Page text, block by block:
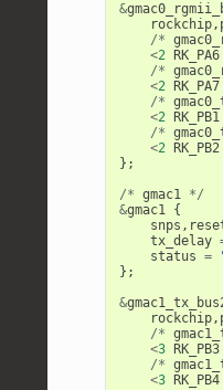
&
rockchip,
/*
<2 RK_PA6
/*
<2 RK_PA7
/*
<2 RK_PB1
/*
<2 RK_PB2
};
/* gmac1 */
&gmac1 {
snps ,
tx_delay
status =
};
&
rockchip,
/*
<3 RK_PB3
/*
<3 RK_PB4